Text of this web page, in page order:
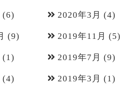
(6) 2020年3月 (4)
(9) 2019年11月 (5)
(1) 2019年7月 (9)
(4) 2019年3月 (1)